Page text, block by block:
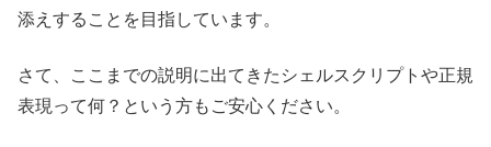
添えすることを目指しています。
さて、ここまでの説明に出てきたシェルスクリプトや正規
表現って何？という方もご安心ください。